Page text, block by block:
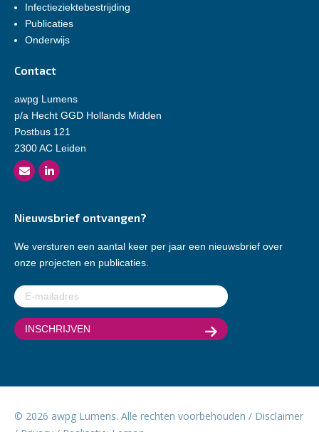
Infectieziektebestrijding
Publicaties
Onderwijs
Contact
awpg Lumens
p/a Hecht GGD Hollands Midden
Postbus 121
2300 AC Leiden
Nieuwsbrief ontvangen?
We versturen een aantal keer per jaar een nieuwsbrief over
onze projecten en publicaties.
E-
mailadres(Vereist)
© 2026 awpg Lumens. Alle rechten voorbehouden / Disclaimer